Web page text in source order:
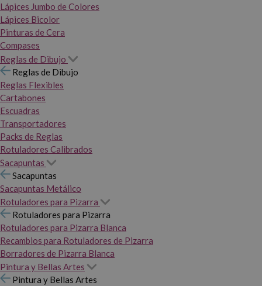
Lápices Jumbo de Colores
Lápices Bicolor
Pinturas de Cera
Compases
Reglas de Dibujo
Reglas de Dibujo
Reglas Flexibles
Cartabones
Escuadras
Transportadores
Packs de Reglas
Rotuladores Calibrados
Sacapuntas
Sacapuntas
Sacapuntas Metálico
Rotuladores para Pizarra
Rotuladores para Pizarra
Rotuladores para Pizarra Blanca
Recambios para Rotuladores de Pizarra
Borradores de Pizarra Blanca
Pintura y Bellas Artes
Pintura y Bellas Artes